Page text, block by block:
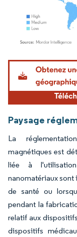
Image © Mordor
Paysage
La
magnétiques est
liée à
nanomatériaux sont
de santé ou
pendant la
relatif aux
dispositifs